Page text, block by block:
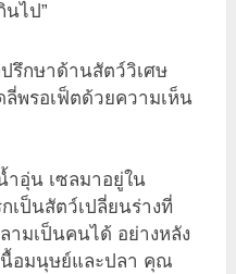
ไป”
รึกษาด้านสัตว์วิเศษ
พรอเฟ็ตด้วยความเห็น
ำอุ่น เซลมาอยู่ใน
เป็นสัตว์เปลี่ยนร่างที่
ามเป็นคนได้ อย่างหลัง
นื้อมนุษย์และปลา คุณ